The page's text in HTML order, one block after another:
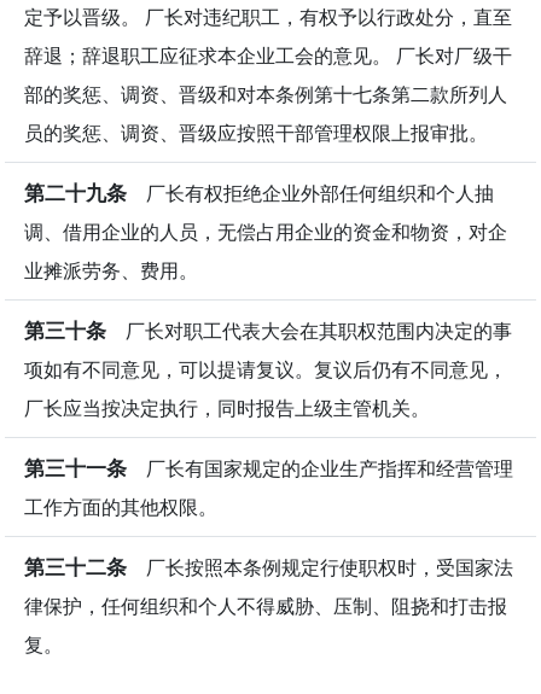
定予以晋级。 厂长对违纪职工，有权予以行政处分，直至
辞退；辞退职工应征求本企业工会的意见。 厂长对厂级干
部的奖惩、调资、晋级和对本条例第十七条第二款所列人
员的奖惩、调资、晋级应按照干部管理权限上报审批。
第二十九条 厂长有权拒绝企业外部任何组织和个人抽
调、借用企业的人员，无偿占用企业的资金和物资，对企
业摊派劳务、费用。
第三十条 厂长对职工代表大会在其职权范围内决定的事
项如有不同意见，可以提请复议。复议后仍有不同意见，
厂长应当按决定执行，同时报告上级主管机关。
第三十一条 厂长有国家规定的企业生产指挥和经营管理
工作方面的其他权限。
第三十二条 厂长按照本条例规定行使职权时，受国家法
律保护，任何组织和个人不得威胁、压制、阻挠和打击报
复。